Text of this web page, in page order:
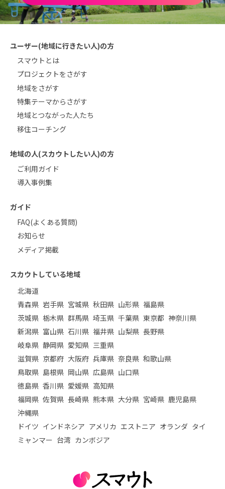
ユーザー(地域に行きたい人)の方
スマウトとは
プロジェクトをさがす
地域をさがす
特集テーマからさがす
地域とつながった人たち
移住コーチング
地域の人(スカウトしたい人)の方
ご利用ガイド
導入事例集
ガイド
FAQ(よくある質問)
お知らせ
メディア掲載
スカウトしている地域
北海道
青森県 岩手県 宮城県 秋田県 山形県 福島県
茨城県 栃木県 群馬県 埼玉県 千葉県 東京都 神奈川県
新潟県 富山県 石川県 福井県 山梨県 長野県
岐阜県 静岡県 愛知県 三重県
滋賀県 京都府 大阪府 兵庫県 奈良県 和歌山県
鳥取県 島根県 岡山県 広島県 山口県
徳島県 香川県 愛媛県 高知県
福岡県 佐賀県 長崎県 熊本県 大分県 宮崎県 鹿児島県
沖縄県
ドイツ インドネシア アメリカ エストニア オランダ タイ
ミャンマー 台湾 カンボジア